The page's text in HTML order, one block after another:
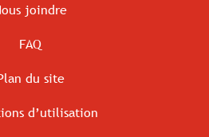
joindre
FAQ
du site
d’utilisation